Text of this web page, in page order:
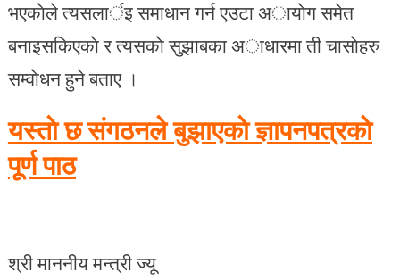
भएकाेले त्यसलार्इ समाधान गर्न एउटा अायाेग समेत
बनाइसकिएकाे र त्यसकाे सुझाबका अाधारमा ती चासाेहरु
सम्वाेधन हुने बताए ।
यस्ताे छ संगठनले बुझाएकाे ज्ञापनपत्रकाे
पूर्ण पाठ
श्री माननीय मन्त्री ज्यू